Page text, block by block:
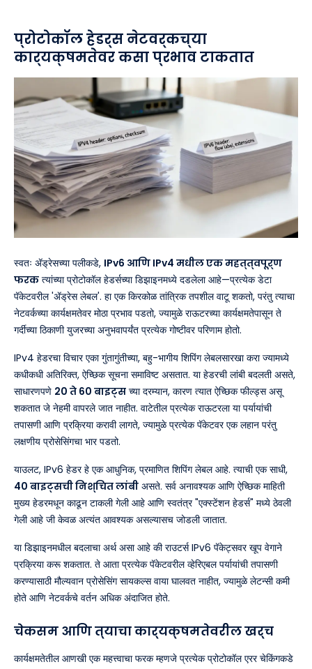
प्रोटोकॉल हेडर्स नेटवर्कच्या
कार्यक्षमतेवर कसा प्रभाव टाकतात
स्वतः ॲड्रेसच्या पलीकडे, IPv6 आणि IPv4 मधील एक महत्त्वपूर्ण
फरक त्यांच्या प्रोटोकॉल हेडर्सच्या डिझाइनमध्ये दडलेला आहे—प्रत्येक डेटा
पॅकेटवरील 'ॲड्रेस लेबल'. हा एक किरकोळ तांत्रिक तपशील वाटू शकतो, परंतु त्याचा
नेटवर्कच्या कार्यक्षमतेवर मोठा प्रभाव पडतो, ज्यामुळे राऊटरच्या कार्यक्षमतेपासून ते
गर्दीच्या ठिकाणी युजरच्या अनुभवापर्यंत प्रत्येक गोष्टीवर परिणाम होतो.
IPv4 हेडरचा विचार एका गुंतागुंतीच्या, बहु-भागीय शिपिंग लेबलसारखा करा ज्यामध्ये
कधीकधी अतिरिक्त, ऐच्छिक सूचना समाविष्ट असतात. या हेडरची लांबी बदलती असते,
साधारणपणे 20 ते 60 बाइट्स च्या दरम्यान, कारण त्यात ऐच्छिक फील्ड्स असू
शकतात जे नेहमी वापरले जात नाहीत. वाटेतील प्रत्येक राऊटरला या पर्यायांची
तपासणी आणि प्रक्रिया करावी लागते, ज्यामुळे प्रत्येक पॅकेटवर एक लहान परंतु
लक्षणीय प्रोसेसिंगचा भार पडतो.
याउलट, IPv6 हेडर हे एक आधुनिक, प्रमाणित शिपिंग लेबल आहे. त्याची एक साधी,
40 बाइट्सची निश्चित लांबी असते. सर्व अनावश्यक आणि ऐच्छिक माहिती
मुख्य हेडरमधून काढून टाकली गेली आहे आणि स्वतंत्र "एक्स्टेंशन हेडर्स" मध्ये ठेवली
गेली आहे जी केवळ अत्यंत आवश्यक असल्यासच जोडली जातात.
या डिझाइनमधील बदलाचा अर्थ असा आहे की राउटर्स IPv6 पॅकेट्सवर खूप वेगाने
प्रक्रिया करू शकतात. ते आता प्रत्येक पॅकेटवरील व्हेरिएबल पर्यायांची तपासणी
करण्यासाठी मौल्यवान प्रोसेसिंग सायकल्स वाया घालवत नाहीत, ज्यामुळे लेटन्सी कमी
होते आणि नेटवर्कचे वर्तन अधिक अंदाजित होते.
चेकसम आणि त्याचा कार्यक्षमतेवरील खर्च
कार्यक्षमतेतील आणखी एक महत्त्वाचा फरक म्हणजे प्रत्येक प्रोटोकॉल एरर चेकिंगकडे